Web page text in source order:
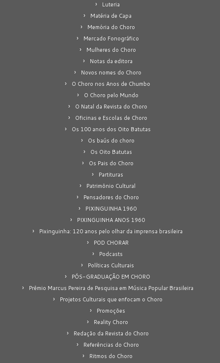
Luteria
Matéria de Capa
Memória do Choro
Mercado Fonográfico
Mulheres do Choro
Notas da editora
Novos nomes do Choro
O Choro nos Anos de Chumbo
O Choro pelo Mundo
O Natal da Revista do Choro
Oficinas e Escolas de Choro
Os 100 anos dos Oito Batutas
Os baús do choro
Os Oito Batutas
Os Pais do Choro
Partituras
Patrimônio Cultural
Pensadores do Choro
PIXINGUINHA 1960
PIXINGUINHA ANOS 1960
Pixinguinha: 120 anos pelo olhar da imprensa brasileira
POD CHORAR
Podcasts
Políticas Culturais
PÓS-GRADUAÇÃO EM CHORO
Prêmio Marcus Pereira de Pesquisa em Música Popular Brasileira
Projetos Culturais que enfocam o Choro
Promoções
Reality Choro
Redação da Revista do Choro
Referências do Choro
Ritmos do Choro